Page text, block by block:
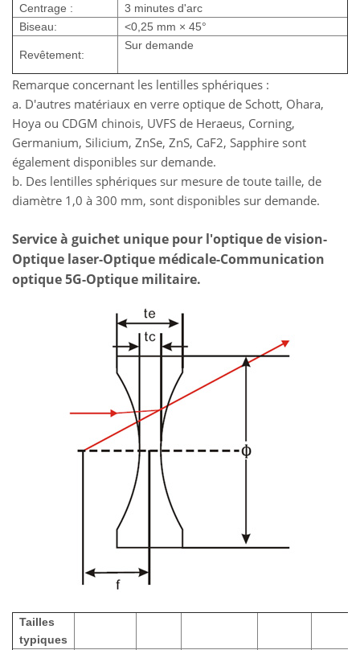
Centrage :
3 minutes d'arc
Biseau:
<0,25 mm × 45°
Revêtement:
Sur demande
Remarque concernant les lentilles sphériques :
a. D'autres matériaux en verre optique de Schott, Ohara,
Hoya ou CDGM chinois, UVFS de Heraeus, Corning,
Germanium, Silicium, ZnSe, ZnS, CaF2, Sapphire sont
également disponibles sur demande.
b. Des lentilles sphériques sur mesure de toute taille, de
diamètre 1,0 à 300 mm, sont disponibles sur demande.
Service à guichet unique pour l'optique de vision-
Optique laser-Optique médicale-Communication
optique 5G-Optique militaire.
Tailles
typiques